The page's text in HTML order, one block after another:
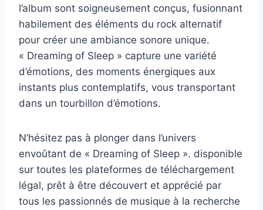
l’album sont soigneusement conçus, fusionnant
habilement des éléments du rock alternatif
pour créer une ambiance sonore unique.
« Dreaming of Sleep » capture une variété
d’émotions, des moments énergiques aux
instants plus contemplatifs, vous transportant
dans un tourbillon d’émotions.
N’hésitez pas à plonger dans l’univers
envoûtant de « Dreaming of Sleep ». disponible
sur toutes les plateformes de téléchargement
légal, prêt à être découvert et apprécié par
tous les passionnés de musique à la recherche